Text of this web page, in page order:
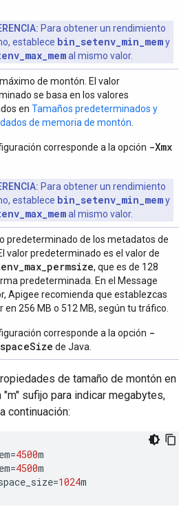
Para obtener un rendimiento
establece bin_setenv_min_memy
al mismo valor.
de montón. El valor
se basa en los valores
en Tamaños predeterminados y
de memoria de montón
corresponde a la opción -Xmx
Para obtener un rendimiento
establece bin_setenv_min_memy
al mismo valor.
predeterminado de los metadatos de
valor predeterminado es el valor de
, que es de 128
predeterminada. En el Message
Apigee recomienda que establezcas
en 256 MB o 512 MB, según tu tráfico.
corresponde a la opción -
de Java.
de tamaño de montón en
"m" sufijo para indicar megabytes,
continuación:
=4500m
=4500m
=1024m